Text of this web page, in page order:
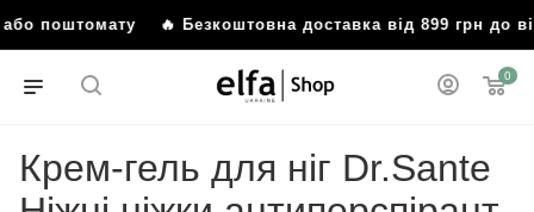
або поштомату 🔥 Безкоштовна доставка від 899 грн до
0
Крем-гель для ніг Dr.Sante